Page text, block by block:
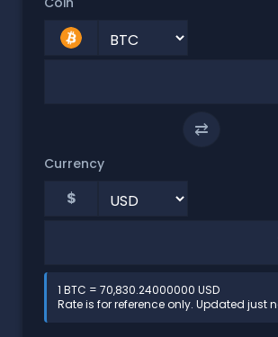
⇄
Currency
$
1 BTC = 70,830.24000000 USD
Rate is for reference only. Updated just